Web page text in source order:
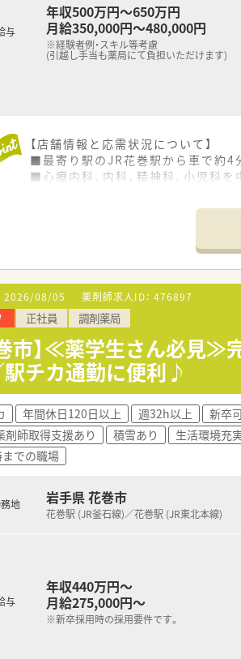
与
年収500万円～650万円
月給350,000円～480,000円
※経験者例・スキル等考慮
(引越し手当も薬局にて負担いただけます)
【店舗情報と応需状況について】
■最寄り駅のJR花巻駅から車で約4
■心療内科、内科、精神科、小児科
■ご経験やスキル、年齢を考慮し
■昇給は年1回（4月）、賞与は年2回
■住宅手当（上限3.5万円）や引越し
【職場環境と雰囲気】
■電子化・システム化が推進されて
■残業時間が少ないため、服薬指導
■社員が気持ちよく、安心して長く
2026/08/05 薬剤師求人ID： 476897
正社員 調剤薬局
市】≪薬学生さん必見≫
駅チカ通勤に便利♪
年間休日120日以上 週32h以上 新卒
剤師取得支援あり
積雪あり 生活環境充
での職場
地 岩手県 花巻市
花巻駅 (JR釜石線)／花巻駅 (JR東北本線)
与
年収440万円～
月給275,000円～
※新卒採用時の採用要件です。